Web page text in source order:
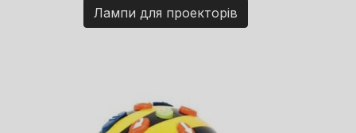
Лампи для проекторів